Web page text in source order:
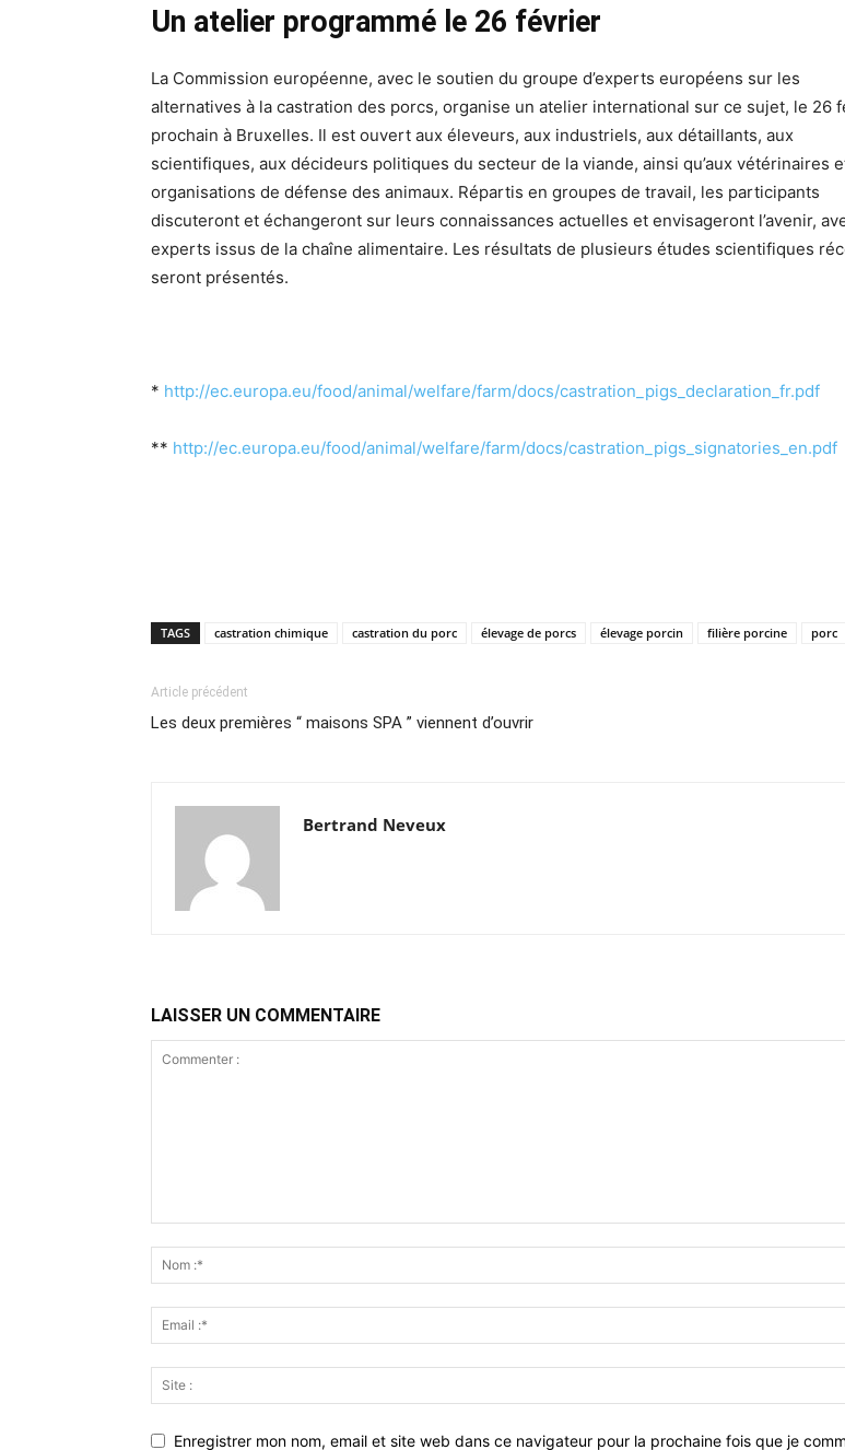
Un atelier programmé le 26 février
La Commission européenne, avec le soutien du groupe d’experts européens sur les
alternatives à la castration des porcs, organise un atelier international sur ce sujet, le 26
prochain à Bruxelles. Il est ouvert aux éleveurs, aux industriels, aux détaillants, aux
scientifiques, aux décideurs politiques du secteur de la viande, ainsi qu’aux vétérinaires
organisations de défense des animaux. Répartis en groupes de travail, les participants
discuteront et échangeront sur leurs connaissances actuelles et envisageront l’avenir,
experts issus de la chaîne alimentaire. Les résultats de plusieurs études scientifiques
seront présentés.
* http://ec.europa.eu/food/animal/welfare/farm/docs/castration_pigs_declaration_fr.pdf
** http://ec.europa.eu/food/animal/welfare/farm/docs/castration_pigs_signatories_en.pdf
TAGS castration chimique castration du porc élevage de porcs élevage porcin filière porcine porc
Article précédent
Les deux premières “ maisons SPA ” viennent d’ouvrir
Bertrand Neveux
LAISSER UN COMMENTAIRE
Enregistrer mon nom, email et site web dans ce navigateur pour la prochaine fois que je